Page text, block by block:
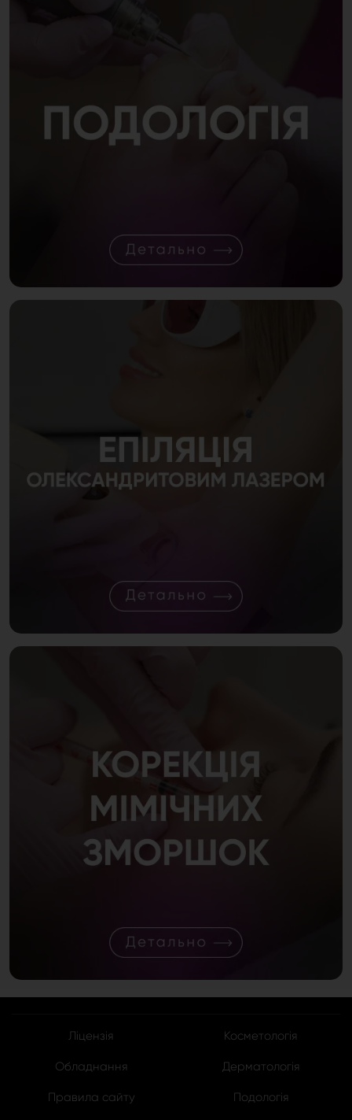
Ліцензія
Обладнання
Правила сайту
Косметологія
Дерматологія
Подологія